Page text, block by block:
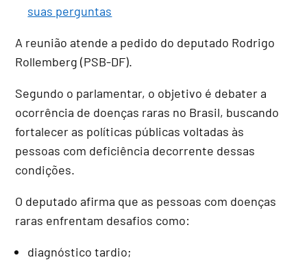
suas perguntas
A reunião atende a pedido do deputado Rodrigo
Rollemberg (PSB-DF).
Segundo o parlamentar, o objetivo é debater a
ocorrência de doenças raras no Brasil, buscando
fortalecer as políticas públicas voltadas às
pessoas com deficiência decorrente dessas
condições.
O deputado afirma que as pessoas com doenças
raras enfrentam desafios como:
diagnóstico tardio;